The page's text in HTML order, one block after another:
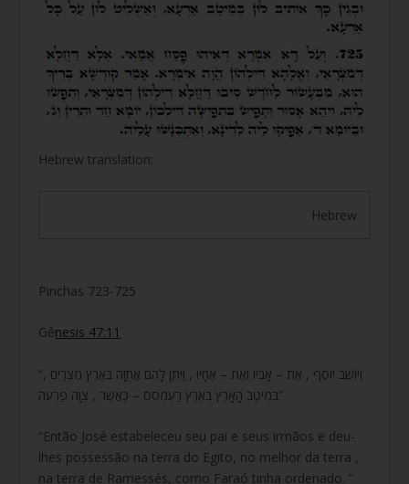
Hebrew translation:
Hebrew
Pinchas 723-725
Gênesis 47:11
“וַיּוֹשֵׁב יוֹסֵף , אֶת – אָבִיו וְאֶת – אֶחָיו , וַיִּתֵּן לָהֶם אֲחֻזָּה בְּאֶרֶץ מִצְרַיִם ,
בְּמֵיטַב הָאָרֶץ בְּאֶרֶץ רַעְמְסֵס – כַּאֲשֶׁר , צִוָּה פַרְעֹה”
“Então José estabeleceu seu pai e seus irmãos e deu-
lhes possessão na terra do Egito, no melhor da terra ,
na terra de Ramessés, como Faraó tinha ordenado. ”